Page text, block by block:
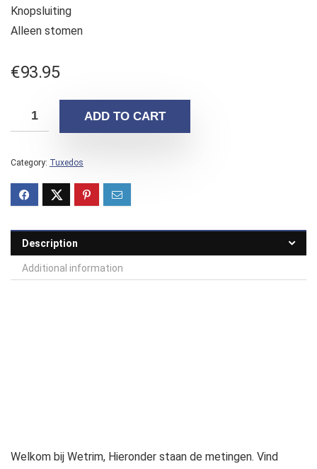
Knopsluiting
Alleen stomen
€93.95
ADD TO CART
Category: Tuxedos
Description
Additional information
Welkom bij Wetrim, Hieronder staan ​​de metingen. Vind